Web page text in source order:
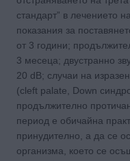
стандарт” в лечението
показания за
от 3 години;
3 месеца; двустранно
20 dB; случаи на
(cleft palate, Down
продължително
период е обичайна
принудително, а да се
организма, което се